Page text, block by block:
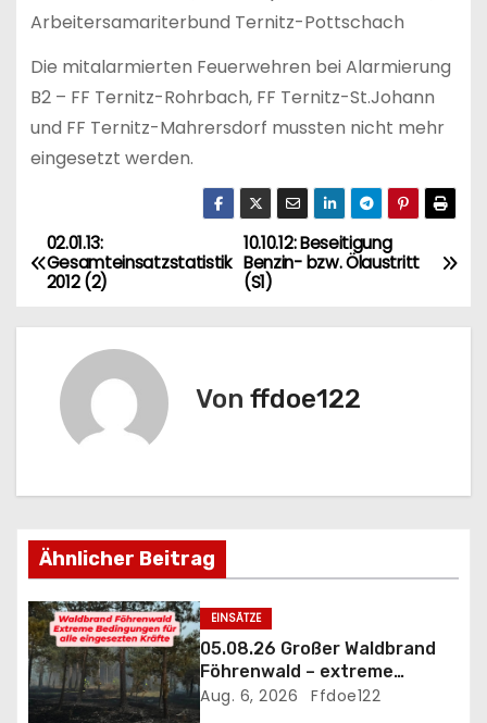
Arbeitersamariterbund Ternitz-Pottschach
Die mitalarmierten Feuerwehren bei Alarmierung
B2 – FF Ternitz-Rohrbach, FF Ternitz-St.Johann
und FF Ternitz-Mahrersdorf mussten nicht mehr
eingesetzt werden.
B
e
g
s
n
a
v
10.10.12: Beseitigung
Benzin- bzw. Ölaustritt
(S1)
02.01.13:
Gesamteinsatzstatistik
2012 (2)
Von ffdoe122
Ähnlicher Beitrag
EINSÄTZE
05.08.26 Großer Waldbrand
Föhrenwald – extreme
Einsatzbedingungen
Aug. 6, 2026 Ffdoe122